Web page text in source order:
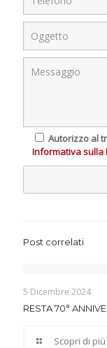
Autorizzo al
Informativa sulla
Post correlati
5 Dicembre 2024
RESTA 70°
Scopri di più